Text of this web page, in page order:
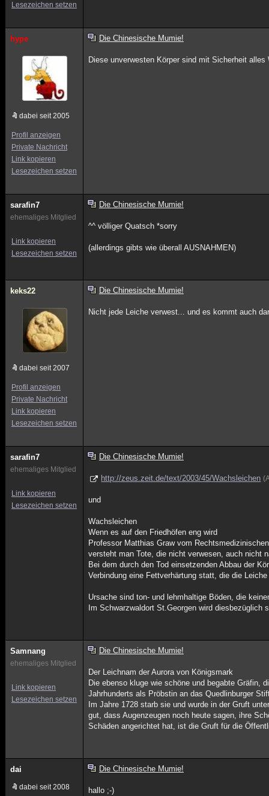
Lesezeichen setzen
hype
dabei seit 2005
Profil anzeigen
Private Nachricht
Link kopieren
Lesezeichen setzen
Die Chinesische Mumie!
Diese unverwesten Körper sind mit Sicherheit
sarafin7
ehemaliges Mitglied
Link kopieren
Lesezeichen setzen
Die Chinesische Mumie!
^^ völliger Quatsch *sorry
(allerdings gibts wie überall AUSNAHMEN)
keks22
dabei seit 2007
Profil anzeigen
Private Nachricht
Link kopieren
Lesezeichen setzen
Die Chinesische Mumie!
Nicht jede Leiche verwest... und es kommt auch
sarafin7
ehemaliges Mitglied
Link kopieren
Lesezeichen setzen
Die Chinesische Mumie!
http://zeus.zeit.de/text/2003/45/Wachsleichen
und
Wachsleichen
Wenn es auf den Friedhöfen eng wird
Professor Matthias Graw vom
versteht man Tote, die nicht verwesen, auch nicht
Bei dem durch den Tod einsetzenden Abbau der
Verbindung eine Fettverhärtung statt, die die
Ursache sind ton- und lehmhaltige Böden, die
Im Schwarzwaldort St.Georgen wird diesbezüglich
Samnang
ehemaliges Mitglied
Link kopieren
Lesezeichen setzen
Die Chinesische Mumie!
Der Leichnam der Aurora von Königsmark
Die ebenso kluge wie schöne und begabte Gräfin,
Jahrhunderts als Pröbstin an das Quedlinburger
Im Jahre 1728 starb sie und wurde in der Gruft
gut, dass Augenzeugen noch heute sagen, ihre
Schäden angerichtet hat, ist die Gruft für die
dai
dabei seit 2008
Die Chinesische Mumie!
hallo ;-)